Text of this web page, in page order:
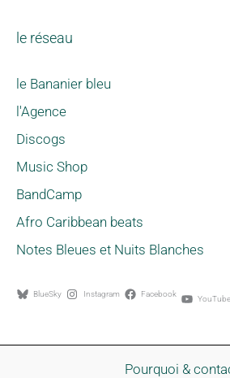
le réseau
le Bananier bleu
l'Agence
Discogs
Music Shop
BandCamp
Afro Caribbean beats
Notes Bleues et Nuits Blanches
BlueSky Instagram Facebook YouTube
Pourquoi &